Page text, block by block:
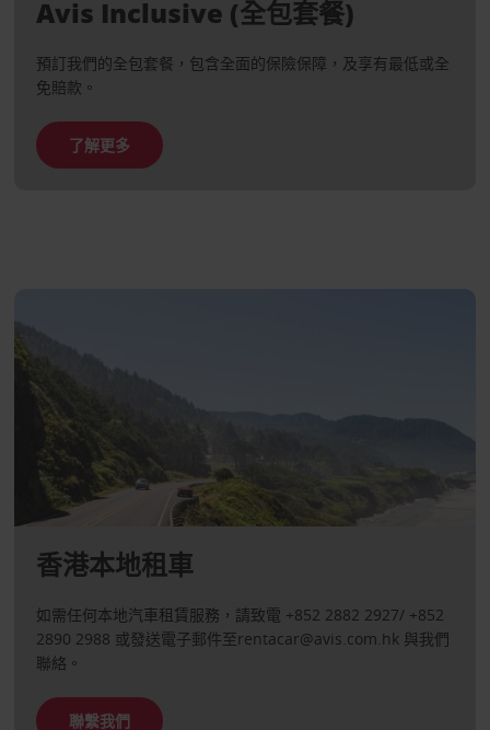
Avis Inclusive (全包套餐)
預訂我們的全包套餐，包含全面的保險保障，及享有最低或全
免賠款。
了解更多
香港本地租車
如需任何本地汽車租賃服務，請致電 +852 2882 2927/ +852
2890 2988 或發送電子郵件至rentacar@avis.com.hk 與我們
聯絡。
聯繫我們